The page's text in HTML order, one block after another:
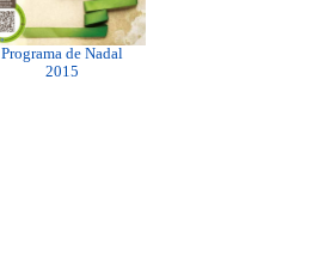
Programa de Nadal
2015